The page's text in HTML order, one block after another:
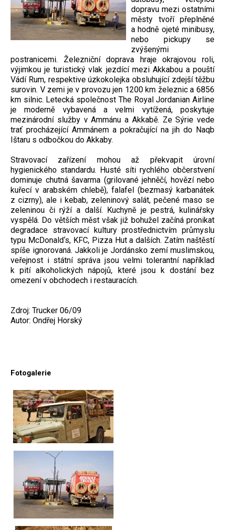
dopravu mezi ostatními
městy tvoří přeplněné
a hodně ojeté minibusy,
nebo pickupy se
zvýšenými
postranicemi. Železniční doprava hraje okrajovou roli,
výjimkou je turistický vlak jezdící mezi Akkabou a pouští
Vádí Rum, respektive úzkokolejka obsluhující zdejší těžbu
surovin. V zemi je v provozu jen 1200 km železnic a 6856
km silnic. Letecká společnost The Royal Jordanian Airline
je moderně vybavená a velmi vytížená, poskytuje
mezinárodní služby v Ammánu a Akkabě. Ze Sýrie vede
trať procházející Ammánem a pokračující na jih do Naqb
Ištaru s odbočkou do Akkaby.
Stravovací zařízení mohou až překvapit úrovní
hygienického standardu. Husté síti rychlého občerstvení
dominuje chutná šavarma (grilované jehněčí, hovězí nebo
kuřecí v arabském chlebě), falafel (bezmasý karbanátek
z cizrny), ale i kebab, zeleninový salát, pečené maso se
zeleninou či rýží a další. Kuchyně je pestrá, kulinářsky
vyspělá. Do větších měst však již bohužel začíná pronikat
degradace stravovací kultury prostřednictvím průmyslu
typu McDonald‘s, KFC, Pizza Hut a dalších. Zatím naštěstí
spíše ignorovaná. Jakkoli je Jordánsko zemí muslimskou,
veřejnost i státní správa jsou velmi tolerantní například
k pití alkoholických nápojů, které jsou k dostání bez
omezení v obchodech i restauracích.
Zdroj: Trucker 06/09
Autor: Ondřej Horský
Fotogalerie